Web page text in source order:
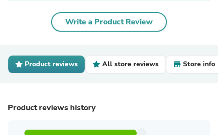
Write a Product Review
Product reviews All store reviews Store info
Product reviews history